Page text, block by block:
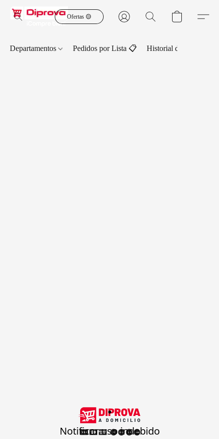
Ofertas 🟡
Departamentos Pedidos por Lista 📋 Historial de Pedidos
.
Notificar uso indebido